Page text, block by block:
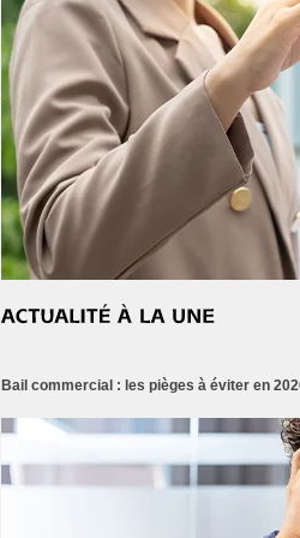
Bail commercial : les pièges à éviter en